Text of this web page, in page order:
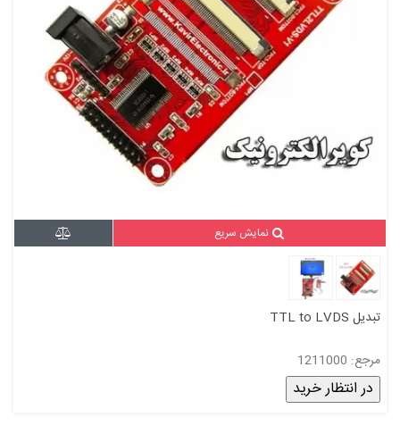
نمایش سریع
تبدیل TTL to LVDS
مرجع: 1211000
در انتظار خرید